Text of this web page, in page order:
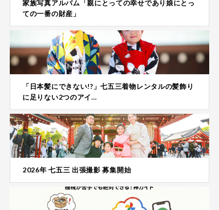
家族写真アルバム「親にとっての幸せであり娘にとっ
ての一番の財産」
「日本髪にできない!?」七五三着物レンタルの髪飾り
に足りない2つのアイ…
2026年 七五三 出張撮影 募集開始